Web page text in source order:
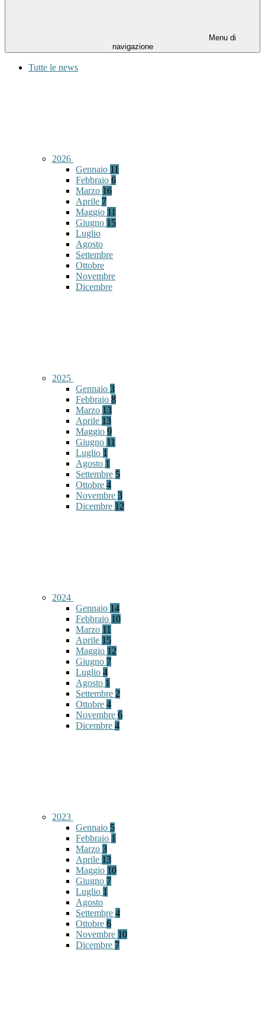
Menu di
navigazione
Tutte le news
2026
Gennaio 11
Febbraio 6
Marzo 16
Aprile 7
Maggio 11
Giugno 15
Luglio
Agosto
Settembre
Ottobre
Novembre
Dicembre
2025
Gennaio 3
Febbraio 8
Marzo 13
Aprile 13
Maggio 9
Giugno 11
Luglio 1
Agosto 1
Settembre 5
Ottobre 4
Novembre 3
Dicembre 12
2024
Gennaio 14
Febbraio 10
Marzo 11
Aprile 15
Maggio 12
Giugno 7
Luglio 4
Agosto 1
Settembre 2
Ottobre 4
Novembre 6
Dicembre 4
2023
Gennaio 5
Febbraio 1
Marzo 3
Aprile 13
Maggio 10
Giugno 7
Luglio 1
Agosto
Settembre 4
Ottobre 6
Novembre 10
Dicembre 7